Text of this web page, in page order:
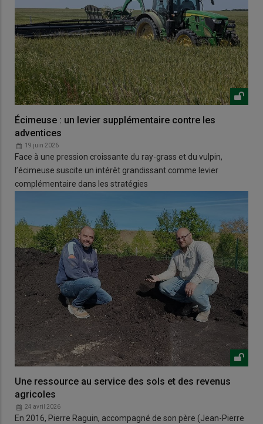
Écimeuse : un levier supplémentaire contre les
adventices
19 juin 2026
Face à une pression croissante du ray-grass et du vulpin,
l’écimeuse suscite un intérêt grandissant comme levier
complémentaire dans les stratégies
Une ressource au service des sols et des revenus
agricoles
24 avril 2026
En 2016, Pierre Raguin, accompagné de son père (Jean-Pierre